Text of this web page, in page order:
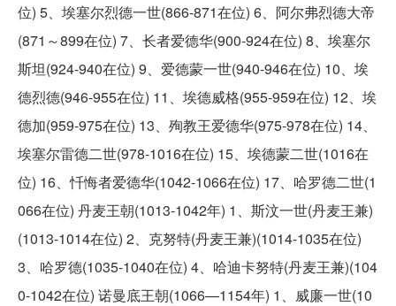
位) 5、埃塞尔烈德一世(866-871在位) 6、阿尔弗烈德大帝
(871～899在位) 7、长者爱德华(900-924在位) 8、埃塞尔
斯坦(924-940在位) 9、爱德蒙一世(940-946在位) 10、埃
德烈德(946-955在位) 11、埃德威格(955-959在位) 12、埃
德加(959-975在位) 13、殉教王爱德华(975-978在位) 14、
埃塞尔雷德二世(978-1016在位) 15、埃德蒙二世(1016在
位) 16、忏悔者爱德华(1042-1066在位) 17、哈罗德二世(1
066在位) 丹麦王朝(1013-1042年) 1、斯汶一世(丹麦王兼)
(1013-1014在位) 2、克努特(丹麦王兼)(1014-1035在位)
3、哈罗德(1035-1040在位) 4、哈迪卡努特(丹麦王兼)(104
0-1042在位) 诺曼底王朝(1066—1154年) 1、威廉一世(10